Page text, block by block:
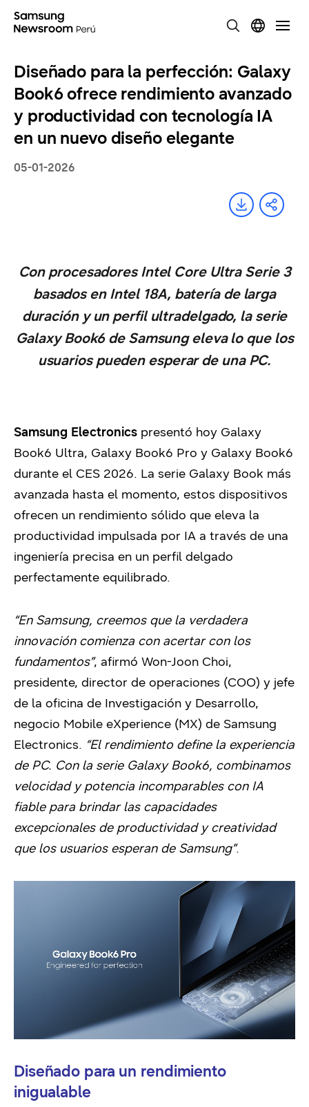
Diseñado para la perfección: Galaxy
Book6 ofrece rendimiento avanzado
y productividad con tecnología IA
en un nuevo diseño elegante
05-01-2026
Con procesadores Intel Core Ultra Serie 3
basados en Intel 18A, batería de larga
duración y un perfil ultradelgado, la serie
Galaxy Book6 de Samsung eleva lo que los
usuarios pueden esperar de una PC.
Samsung Electronics presentó hoy Galaxy
Book6 Ultra, Galaxy Book6 Pro y Galaxy Book6
durante el CES 2026. La serie Galaxy Book más
avanzada hasta el momento, estos dispositivos
ofrecen un rendimiento sólido que eleva la
productividad impulsada por IA a través de una
ingeniería precisa en un perfil delgado
perfectamente equilibrado.
“En Samsung, creemos que la verdadera
innovación comienza con acertar con los
fundamentos”, afirmó Won-Joon Choi,
presidente, director de operaciones (COO) y jefe
de la oficina de Investigación y Desarrollo,
negocio Mobile eXperience (MX) de Samsung
Electronics. “El rendimiento define la experiencia
de PC. Con la serie Galaxy Book6, combinamos
velocidad y potencia incomparables con IA
fiable para brindar las capacidades
excepcionales de productividad y creatividad
que los usuarios esperan de Samsung”.
Diseñado para un rendimiento
inigualable